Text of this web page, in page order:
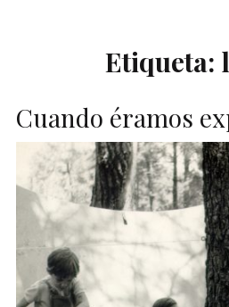
Etiqueta:
Cuando éramos